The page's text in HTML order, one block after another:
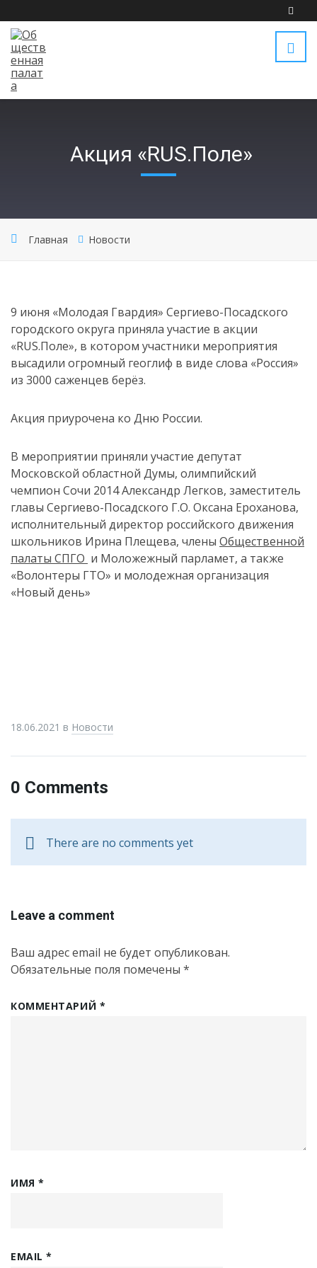
Акция «RUS.Поле»
Главная Новости
9 июня «Молодая Гвардия» Сергиево-Посадского
городского округа приняла участие в акции
«RUS.Поле», в котором участники мероприятия
высадили огромный геоглиф в виде слова «Россия»
из 3000 саженцев берёз.
Акция приурочена ко Дню России.
В мероприятии приняли участие депутат
Московской областной Думы, олимпийский
чемпион Сочи 2014 Александр Легков, заместитель
главы Сергиево-Посадского Г.О. Оксана Ероханова,
исполнительный директор российского движения
школьников Ирина Плещева, члены Общественной
палаты СПГО и Моложежный парламет, а также
«Волонтеры ГТО» и молодежная организация
«Новый день»
18.06.2021 в Новости
0 Comments
There are no comments yet
Leave a comment
Ваш адрес email не будет опубликован.
Обязательные поля помечены *
КОММЕНТАРИЙ *
ИМЯ*
EMAIL*